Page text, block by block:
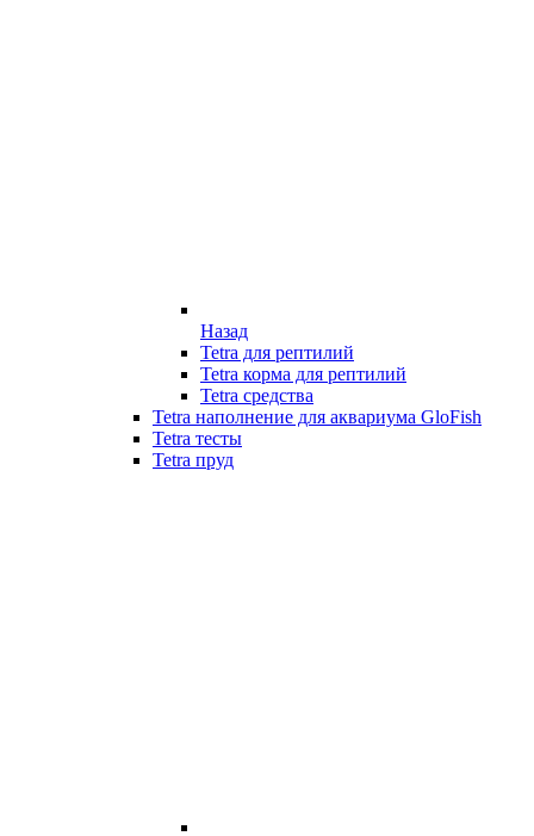
Назад
Tetra для рептилий
Tetra корма для рептилий
Tetra средства
Tetra наполнение для аквариума GloFish
Tetra тесты
Tetra пруд